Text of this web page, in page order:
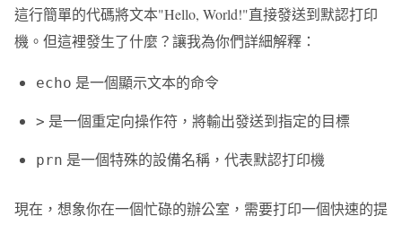
這行簡單的代碼將文本"Hello, World!"直接發送到默認打印
機。但這裡發生了什麼？讓我為你們詳細解釋：
echo 是一個顯示文本的命令
> 是一個重定向操作符，將輸出發送到指定的目標
prn 是一個特殊的設備名稱，代表默認打印機
現在，想象你在一個忙碌的辦公室，需要打印一個快速的提